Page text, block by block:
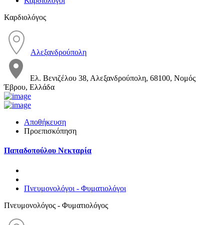
Καρδιολόγος
Αλεξανδρούπολη
Ελ. Βενιζέλου 38, Αλεξανδρούπολη, 68100, Νομός
Έβρου, Ελλάδα
Αποθήκευση
Προεπισκόπηση
Παπαδοπούλου Νεκταρία
Πνευμονολόγοι - Φυματιολόγοι
Πνευμονολόγος - Φυματιολόγος